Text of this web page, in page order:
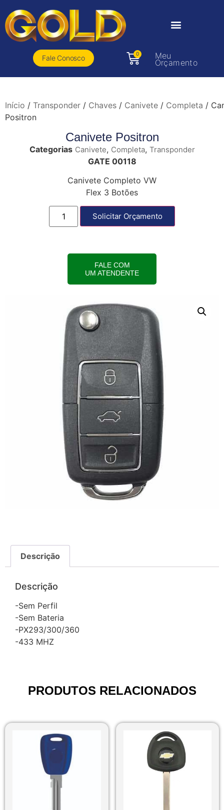
Fale Conosco
0 Meu
Orçamento
Início / Transponder / Chaves / Canivete / Completa /
Positron
Canivete Positron
Categorias Canivete, Completa, Transponder
GATE 00118
Canivete Completo VW
Flex 3 Botões
Solicitar Orçamento
FALE COM
UM ATENDENTE
Descrição
Descrição
-Sem Perfil
-Sem Bateria
-PX293/300/360
-433 MHZ
PRODUTOS RELACIONADOS